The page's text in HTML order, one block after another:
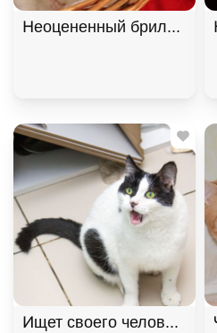
Неоцененный
Ищет своего человека